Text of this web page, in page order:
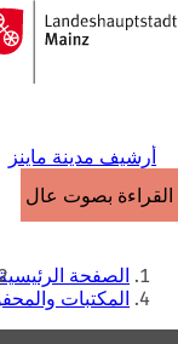
الانتقال إلى المحتوى
إلى
الصفحة
أرشيف مدينة ماينز
القراءة بصوت عالٍ
أنت
هنا
الصفحة الرئيسية
المكتبات